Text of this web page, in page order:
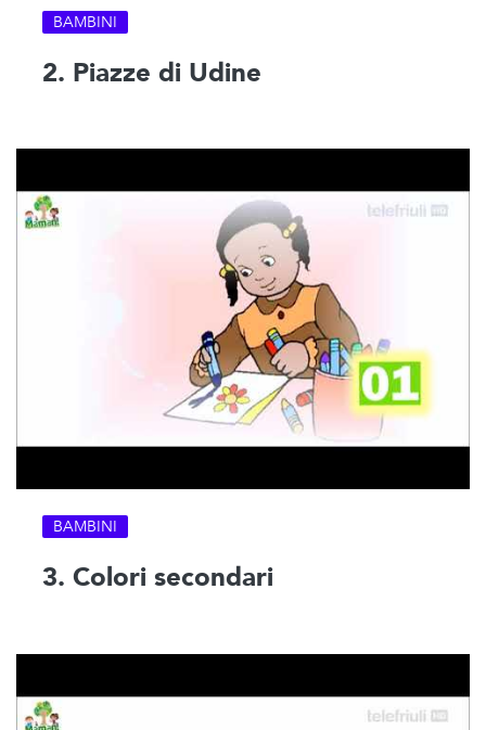
BAMBINI
2. Piazze di Udine
BAMBINI
3. Colori secondari